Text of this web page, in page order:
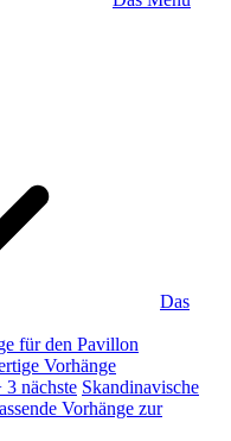
Das
für den Pavillon
Vorhänge
3 nächste Skandinavische
Vorhänge zur